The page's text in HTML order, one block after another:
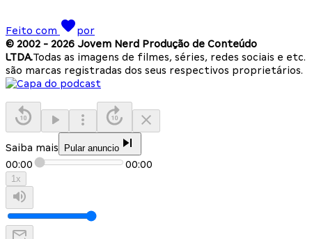
Feito com
por
© 2002 - 2026 Jovem Nerd Produção de Conteúdo
LTDA.Todas as imagens de filmes, séries, redes sociais e etc.
são marcas registradas dos seus respectivos proprietários.
Saiba mais Pular anuncio
00:00 00:00
1x